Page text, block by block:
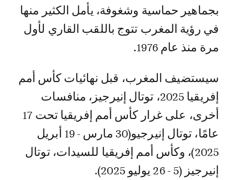
بجماهير حماسية وشغوفة، يأمل الكثير منها
في رؤية المغرب تتوج باللقب القاري لأول
مرة منذ عام 1976.
سيستضيف المغرب، قبل نهائيات كأس أمم
إفريقيا 2025، توتال إنيرجيز، منافسات
أخرى، على غرار كأس أمم إفريقيا تحت 17
عامًا، توتال إنيرجيو(30 مارس - 19 أبريل
2025)، وكأس أمم إفريقيا للسيدات، توتال
إنيرجيز (5 - 26 يوليو 2025).